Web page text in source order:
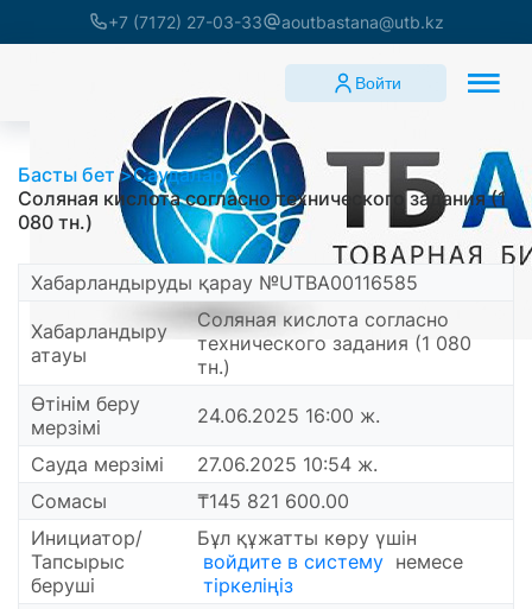
+7 (7172) 27-03-33 aoutbastana@utb.kz
Войти
Басты бет
Саудалар
Соляная кислота согласно технического задания (1
080 тн.)
Хабарландыруды қарау №UTBA00116585
Хабарландыру
атауы
Соляная кислота согласно
технического задания (1 080
тн.)
Өтінім беру
мерзімі
24.06.2025 16:00 ж.
Сауда мерзімі
27.06.2025 10:54 ж.
Сомасы
₸145 821 600.00
Инициатор/
Тапсырыс
беруші
Бұл құжатты көру үшін
войдите в систему немесе
тіркеліңіз